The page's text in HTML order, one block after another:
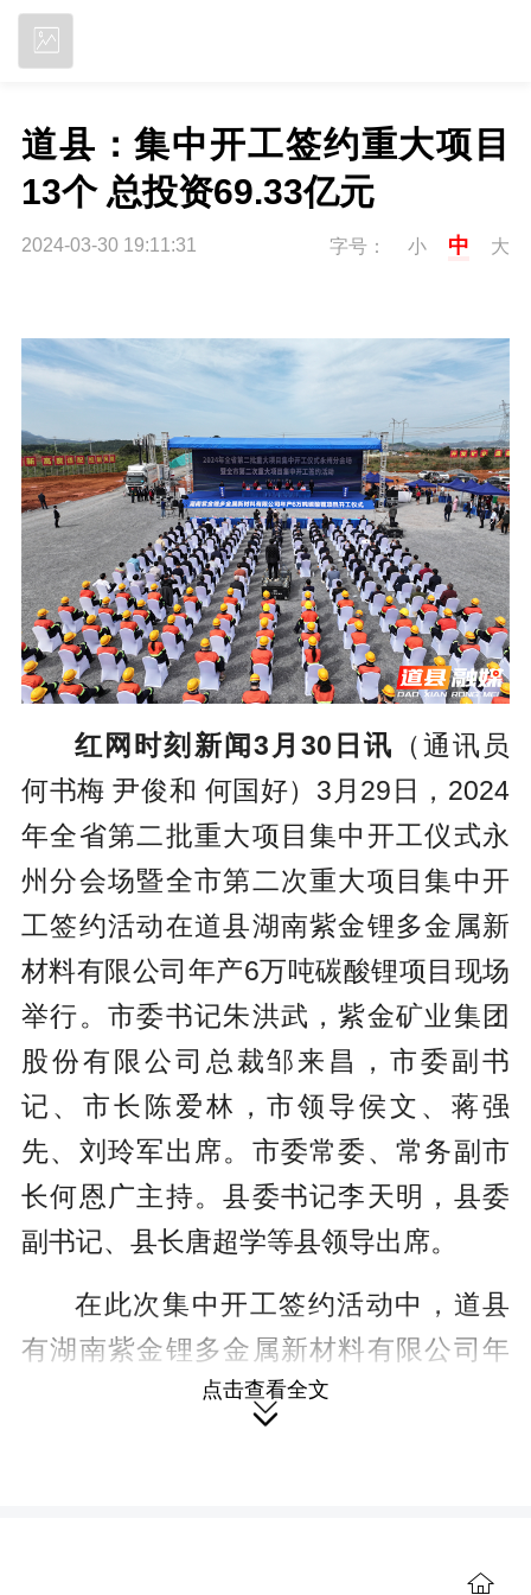
道县：集中开工签约重大项目
13个 总投资69.33亿元
2024-03-30 19:11:31 字号： 小 中 大
红网时刻新闻3月30日讯 （通讯员
何书梅 尹俊和 何国好）3月29日，2024
年全省第二批重大项目集中开工仪式永
州分会场暨全市第二次重大项目集中开
工签约活动在道县湖南紫金锂多金属新
材料有限公司年产6万吨碳酸锂项目现场
举行。市委书记朱洪武，紫金矿业集团
股份有限公司总裁邹来昌，市委副书
记、市长陈爱林，市领导侯文、蒋强
先、刘玲军出席。市委常委、常务副市
长何恩广主持。县委书记李天明，县委
副书记、县长唐超学等县领导出席。
在此次集中开工签约活动中，道县
有湖南紫金锂多金属新材料有限公司年
产6万吨碳酸锂项目、湖南唯明科技有限
63.23亿元。签约项目有东莞市贺兴新材
点击查看全文
